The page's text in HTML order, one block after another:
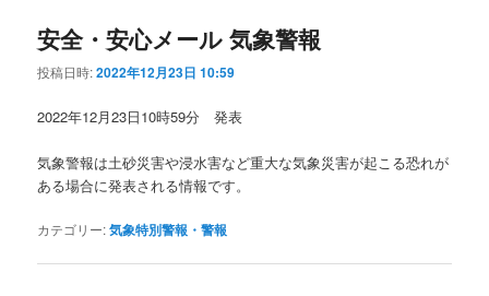
安全・安心メール 気象警報
投稿日時:2022年12月23日 10:59
2022年12月23日10時59分 発表
気象警報は土砂災害や浸水害など重大な気象災害が起こる恐れが
ある場合に発表される情報です。
カテゴリー:気象特別警報・警報